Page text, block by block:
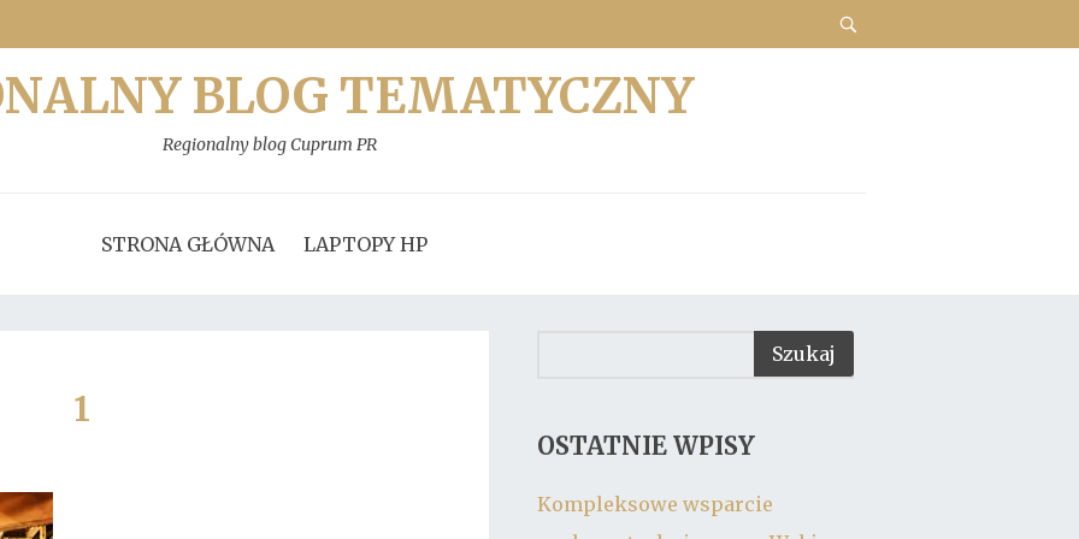
BLOG TEMATYCZNY
Regionalny blog Cuprum PR
STRONA GŁÓWNA LAPTOPY HP
1
OSTATNIE WPISY
Kompleksowe wsparcie